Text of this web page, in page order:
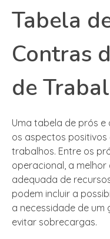
Tabela
Contras
de
Uma tabela de prós
os aspectos
trabalhos. Entre os
operacional, a
adequada de
podem incluir a
a necessidade de
evitar sobrecargas.